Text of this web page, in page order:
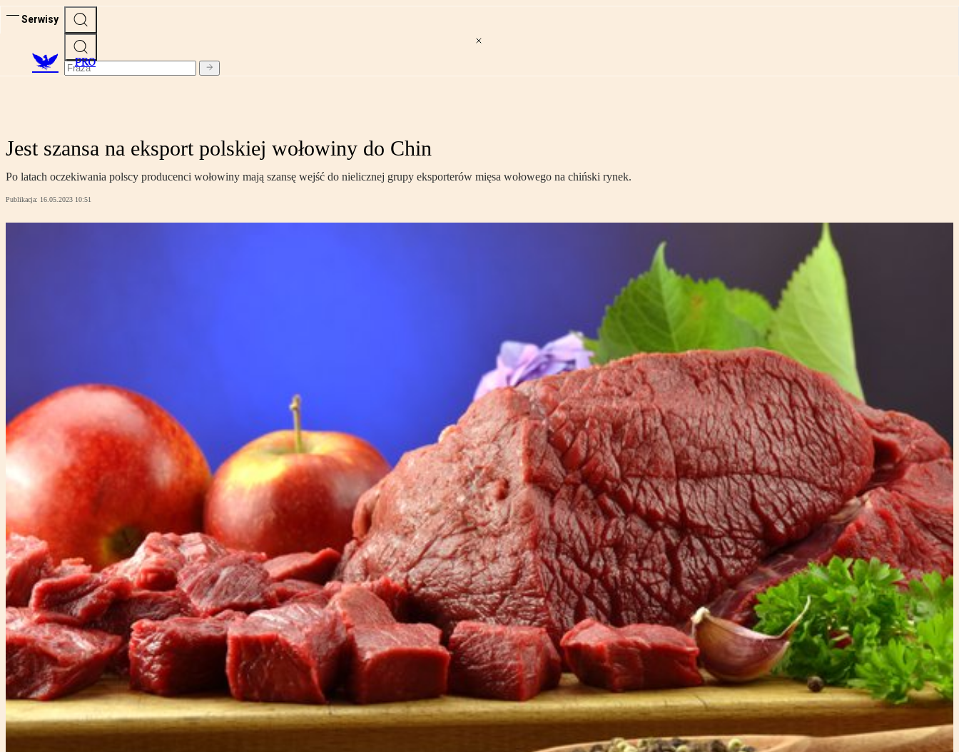
Serwisy
PRO
Jest szansa na eksport polskiej wołowiny do Chin
Po latach oczekiwania polscy producenci wołowiny mają szansę wejść do nielicznej grupy eksporterów mięsa wołowego na chiński rynek.
Publikacja: 16.05.2023 10:51